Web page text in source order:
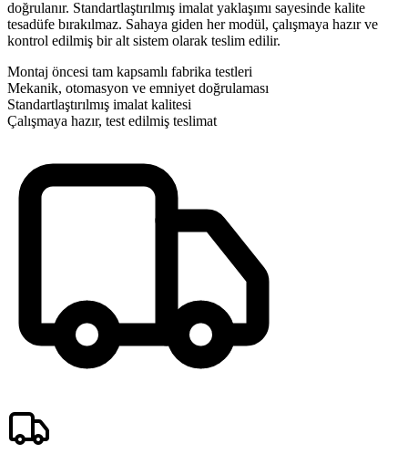
doğrulanır. Standartlaştırılmış imalat yaklaşımı sayesinde kalite
tesadüfe bırakılmaz. Sahaya giden her modül, çalışmaya hazır ve
kontrol edilmiş bir alt sistem olarak teslim edilir.
Montaj öncesi tam kapsamlı fabrika testleri
Mekanik, otomasyon ve emniyet doğrulaması
Standartlaştırılmış imalat kalitesi
Çalışmaya hazır, test edilmiş teslimat